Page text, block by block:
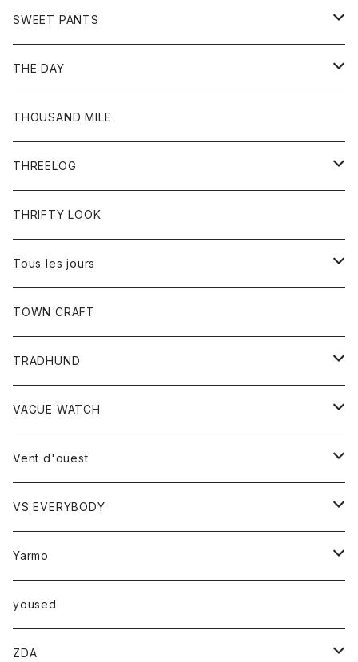
ワンピース
コート
リング
サンダル
アウター
Ｇジャン
ボトム
ジーンズ
SWEET PANTS
ボトム
ショートパンツ
THE DAY
トップス
Tシャツ
THOUSAND MILE
THREELOG
トップス
Tシャツ
THRIFTY LOOK
Tous les jours
トップス
レディース
カットソー
TOWN CRAFT
TRADHUND
セーター
ベスト
VAGUE WATCH
時計
Vent d'ouest
ボトム
スカート
トップス
ベスト
VS EVERYBODY
トップス
Ｔシャツ
Yarmo
アウター
コート
小物
yoused
ZDA